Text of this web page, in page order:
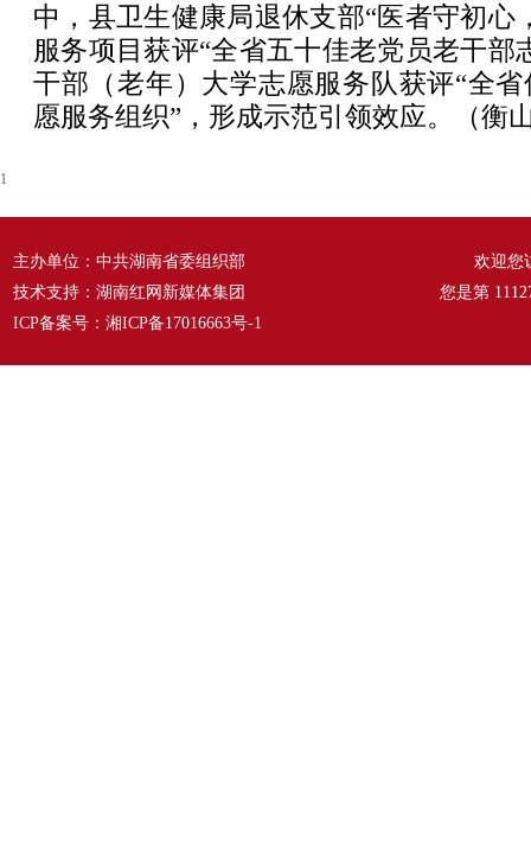
中，县卫生健康局退休支部“医者守初心
服务项目获评“全省五十佳老党员老干部
干部（老年）大学志愿服务队获评“全
愿服务组织”，形成示范引领效应。（衡
1
主办单位：中共湖南省委组织部
技术支持：湖南红网新媒体集团
ICP备案号： 湘ICP备17016663号-1
欢迎您
您是第